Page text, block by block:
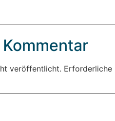
veröffentlicht. Erforderliche